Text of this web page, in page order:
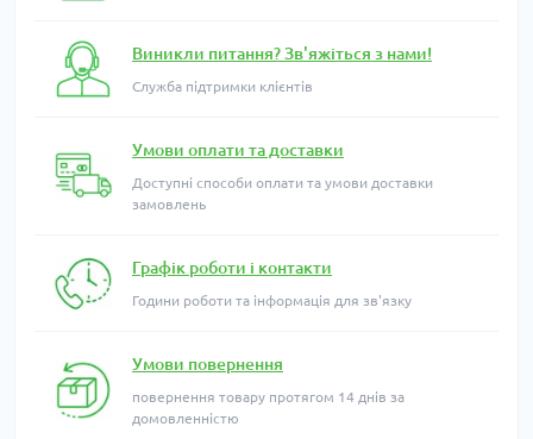
Виникли питання? Зв'яжіться з нами!
Служба підтримки клієнтів
Умови оплати та доставки
Доступні способи оплати та умови доставки
замовлень
Графік роботи і контакти
Години роботи та інформація для зв'язку
Умови повернення
повернення товару протягом 14 днів за
домовленністю